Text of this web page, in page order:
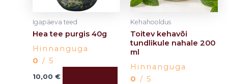
Igapäeva teed
Hea tee purgis 40g
Hinnanguga
0 / 5
10,00 €
Kehahooldus
Toitev kehavõi
tundlikule nahale 200
ml
Hinnanguga
0 / 5